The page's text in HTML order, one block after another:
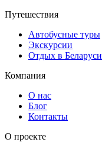
Путешествия
Автобусные туры
Экскурсии
Отдых в Беларуси
Компания
О нас
Блог
Контакты
О проекте